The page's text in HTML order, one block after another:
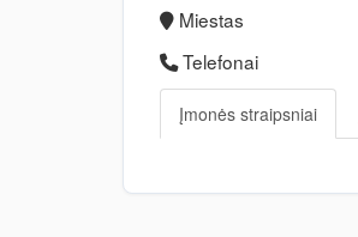
Miestas
Telefonai
Įmonės straipsniai